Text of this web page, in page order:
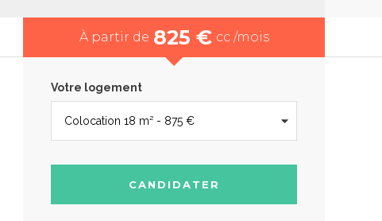
À partir de 825 € cc /mois
Votre logement
CANDIDATER